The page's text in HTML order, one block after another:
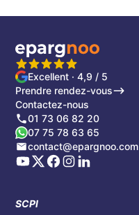
Excellent · 4,9 / 5
Prendre rendez-vous
Contactez-nous
01 73 06 82 20
07 75 78 63 65
contact@epargnoo.com
SCPI